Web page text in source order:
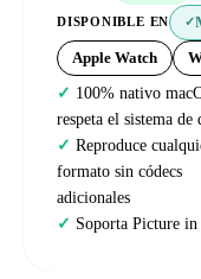
DISPONIBLE EN ✓
Apple Watch
100% nativo
respeta el sistema de
Reproduce
formato sin códecs
adicionales
Soporta Picture